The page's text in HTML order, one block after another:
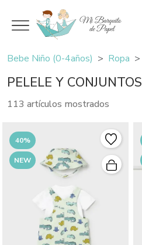
Bebe Niño (0-4años) Ropa
PELELE Y CONJUNTOS
113 artículos mostrados
40%
NEW